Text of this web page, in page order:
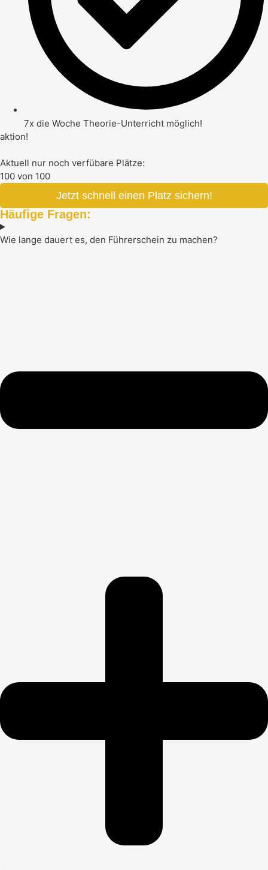
7x die Woche Theorie-Unterricht möglich!
aktion!
Aktuell nur noch verfübare Plätze:
100 von 100
Jetzt schnell einen Platz sichern!
Häufige Fragen:
Wie lange dauert es, den Führerschein zu machen?